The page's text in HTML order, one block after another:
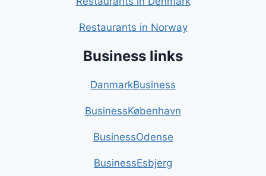
Restaurants in Norway
Business links
DanmarkBusiness
BusinessKøbenhavn
BusinessOdense
BusinessEsbjerg